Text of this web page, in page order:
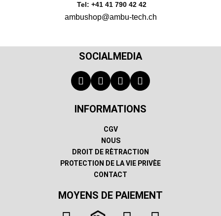
Tel: +41 41 790 42 42
ambushop@ambu-tech.ch
SOCIALMEDIA
INFORMATIONS
CGV
NOUS
DROIT DE RÈTRACTION
PROTECTION DE LA VIE PRIVÈE
CONTACT
MOYENS DE PAIEMENT